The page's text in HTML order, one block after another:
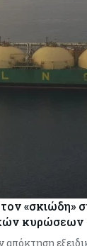
«σκιώδη»
κυρώσεων
απόκτηση